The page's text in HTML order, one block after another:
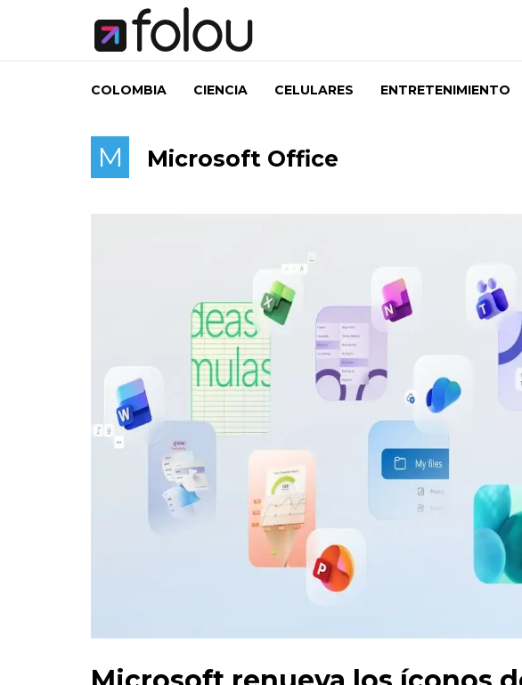
COLOMBIA CIENCIA CELULARES ENTRETENIMIENTO
M Microsoft Office